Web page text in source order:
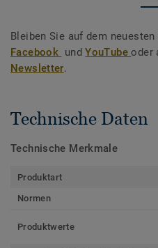
Bleiben Sie auf dem
Facebook undYouTubeoder
Newsletter.
Technische Daten
Technische Merkmale
Produktart
Normen
Produktwerte